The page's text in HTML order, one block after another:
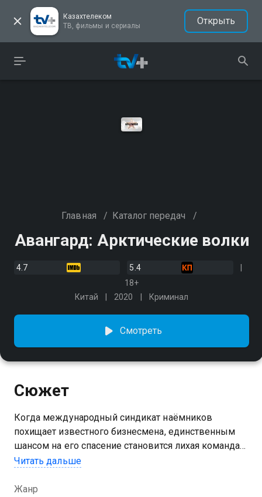
Казахтелеком
ТВ, фильмы и сериалы
Открыть
Главная / Каталог передач /
Авангард: Арктические волки
4.7
5.4
18+
Китай
2020 Криминал
Смотреть
Сюжет
Когда международный синдикат наёмников
похищает известного бизнесмена, единственным
шансом на его спасение становится лихая команда
"Авангард", не имеющая равных в мастерстве и
Читать дальше
Жанр